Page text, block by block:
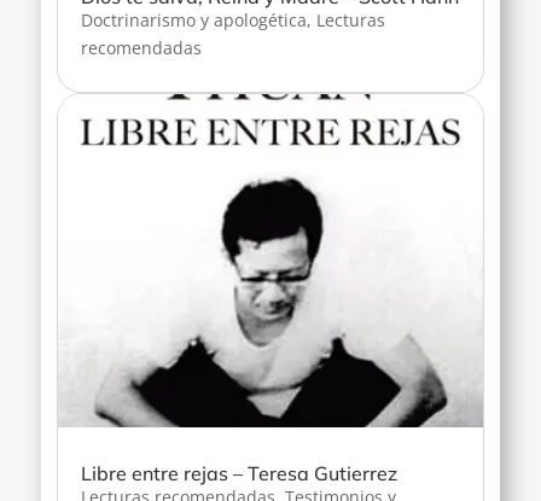
Doctrinarismo y apologética, Lecturas
recomendadas
Libre entre rejas – Teresa Gutierrez